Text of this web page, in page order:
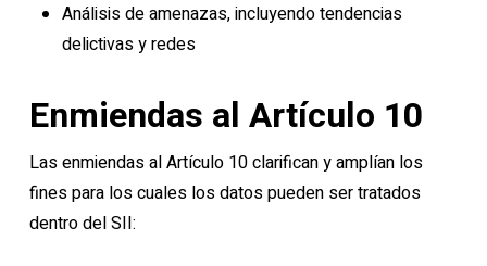
Análisis de amenazas, incluyendo tendencias
delictivas y redes
Enmiendas al Artículo 10
Las enmiendas al Artículo 10 clarifican y amplían los
fines para los cuales los datos pueden ser tratados
dentro del SII: